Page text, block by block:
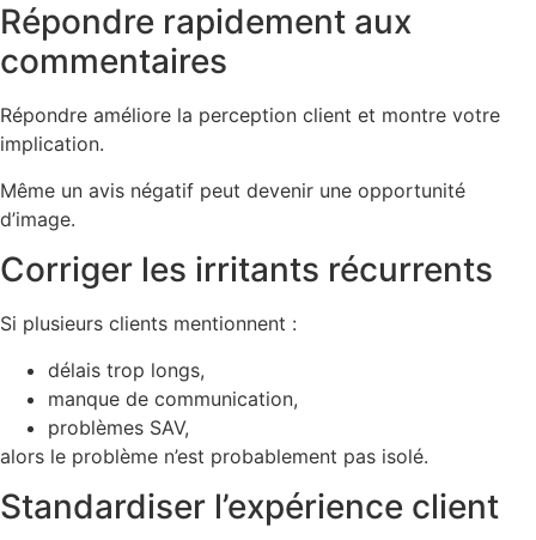
Répondre rapidement aux
commentaires
Répondre améliore la perception client et montre votre
implication.
Même un avis négatif peut devenir une opportunité
d’image.
Corriger les irritants récurrents
Si plusieurs clients mentionnent :
délais trop longs,
manque de communication,
problèmes SAV,
alors le problème n’est probablement pas isolé.
Standardiser l’expérience client